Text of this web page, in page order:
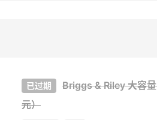
Briggs & Riley 大容
元）